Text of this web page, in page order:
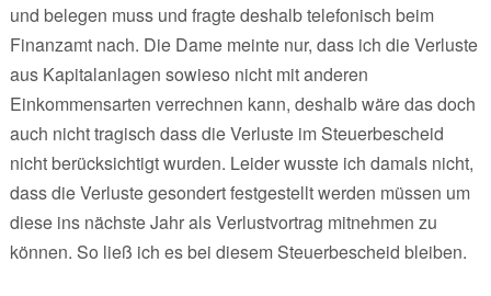
und belegen muss und fragte deshalb telefonisch beim
Finanzamt nach. Die Dame meinte nur, dass ich die Verluste
aus Kapitalanlagen sowieso nicht mit anderen
Einkommensarten verrechnen kann, deshalb wäre das doch
auch nicht tragisch dass die Verluste im Steuerbescheid
nicht berücksichtigt wurden. Leider wusste ich damals nicht,
dass die Verluste gesondert festgestellt werden müssen um
diese ins nächste Jahr als Verlustvortrag mitnehmen zu
können. So ließ ich es bei diesem Steuerbescheid bleiben.